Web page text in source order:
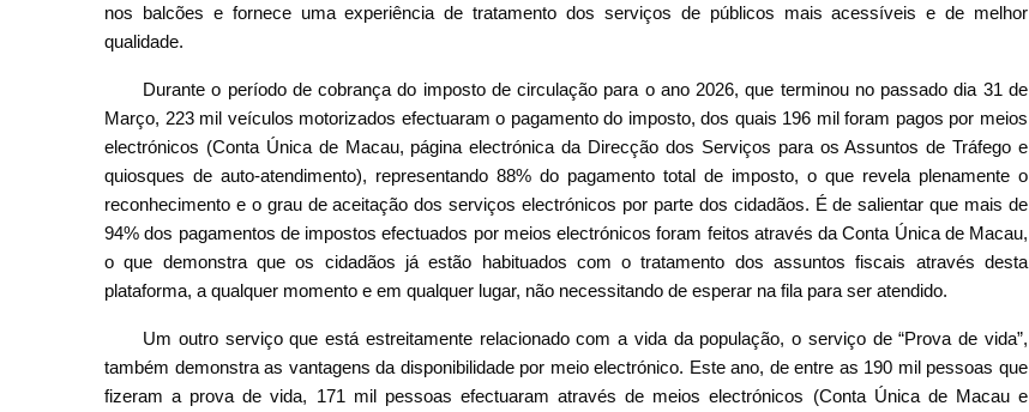
nos balcões e fornece uma experiência de tratamento dos serviços de públicos mais acessíveis e de melhor
qualidade.
Durante o período de cobrança do imposto de circulação para o ano 2026, que terminou no passado dia 31 de
Março, 223 mil veículos motorizados efectuaram o pagamento do imposto, dos quais 196 mil foram pagos por meios
electrónicos (Conta Única de Macau, página electrónica da Direcção dos Serviços para os Assuntos de Tráfego e
quiosques de auto-atendimento), representando 88% do pagamento total de imposto, o que revela plenamente o
reconhecimento e o grau de aceitação dos serviços electrónicos por parte dos cidadãos. É de salientar que mais de
94% dos pagamentos de impostos efectuados por meios electrónicos foram feitos através da Conta Única de Macau,
o que demonstra que os cidadãos já estão habituados com o tratamento dos assuntos fiscais através desta
plataforma, a qualquer momento e em qualquer lugar, não necessitando de esperar na fila para ser atendido.
Um outro serviço que está estreitamente relacionado com a vida da população, o serviço de “Prova de vida”,
também demonstra as vantagens da disponibilidade por meio electrónico. Este ano, de entre as 190 mil pessoas que
fizeram a prova de vida, 171 mil pessoas efectuaram através de meios electrónicos (Conta Única de Macau e